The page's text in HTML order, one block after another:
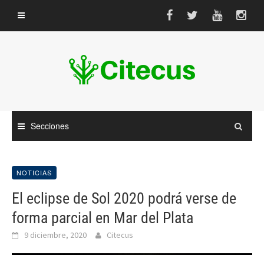
contenido
Secciones
NOTICIAS
El eclipse de Sol 2020 podrá verse de
forma parcial en Mar del Plata
9 diciembre, 2020 Citecus